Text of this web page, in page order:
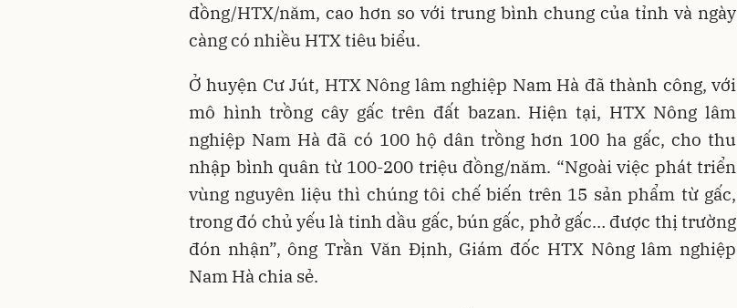
đồng/HTX/năm, cao hơn so với trung bình chung của tỉnh và ngày
càng có nhiều HTX tiêu biểu.
Ở huyện Cư Jút, HTX Nông lâm nghiệp Nam Hà đã thành công, với
mô hình trồng cây gấc trên đất bazan. Hiện tại, HTX Nông lâm
nghiệp Nam Hà đã có 100 hộ dân trồng hơn 100 ha gấc, cho thu
nhập bình quân từ 100-200 triệu đồng/năm. “Ngoài việc phát triển
vùng nguyên liệu thì chúng tôi chế biến trên 15 sản phẩm từ gấc,
trong đó chủ yếu là tinh dầu gấc, bún gấc, phở gấc… được thị trường
đón nhận”, ông Trần Văn Định, Giám đốc HTX Nông lâm nghiệp
Nam Hà chia sẻ.